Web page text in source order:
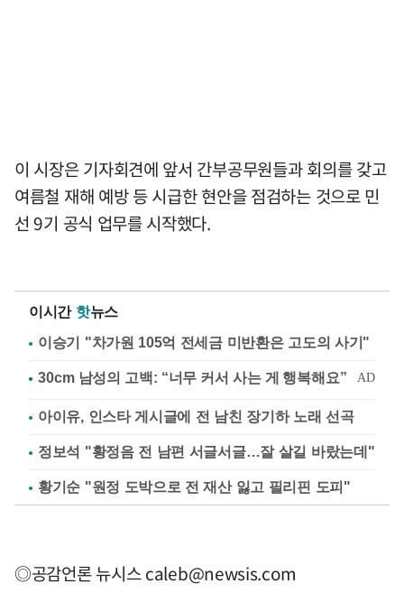
이 시장은 기자회견에 앞서 간부공무원들과 회의를 갖고
여름철 재해 예방 등 시급한 현안을 점검하는 것으로 민
선 9기 공식 업무를 시작했다.
이시간 핫뉴스
이승기 "차가원 105억 전세금 미반환은 고도의 사기"
아이유, 인스타 게시글에 전 남친 장기하 노래 선곡
정보석 "황정음 전 남편 서글서글…잘 살길 바랐는데"
황기순 "원정 도박으로 전 재산 잃고 필리핀 도피"
◎공감언론 뉴시스caleb@newsis.com